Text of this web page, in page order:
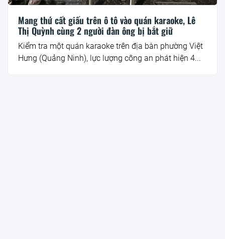
Mang thứ cất giấu trên ô tô vào quán karaoke, Lê
Thị Quỳnh cùng 2 người đàn ông bị bắt giữ
Kiểm tra một quán karaoke trên địa bàn phường Việt
Hưng (Quảng Ninh), lực lượng công an phát hiện 4...